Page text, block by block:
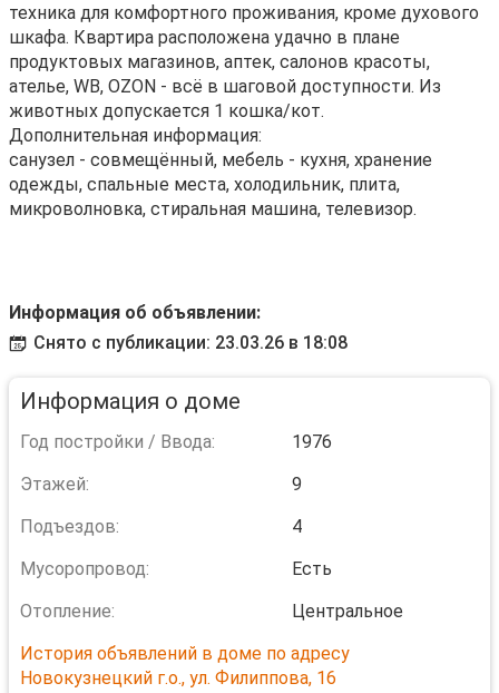
техника для комфортного проживания, кроме духового
шкафа. Квартира расположена удачно в плане
продуктовых магазинов, аптек, салонов красоты,
ателье, WB, OZON - всё в шаговой доступности. Из
животных допускается 1 кошка/кот.
Дополнительная информация:
санузел - совмещённый, мебель - кухня, хранение
одежды, спальные места, холодильник, плита,
микроволновка, стиральная машина, телевизор.
Информация об объявлении:
Снято с публикации: 23.03.26 в 18:08
Информация о доме
Год постройки / Ввода:
1976
Этажей:
9
Подъездов:
4
Мусоропровод:
Есть
Отопление:
Центральное
История объявлений в доме по адресу
Новокузнецкий г.о., ул. Филиппова, 16